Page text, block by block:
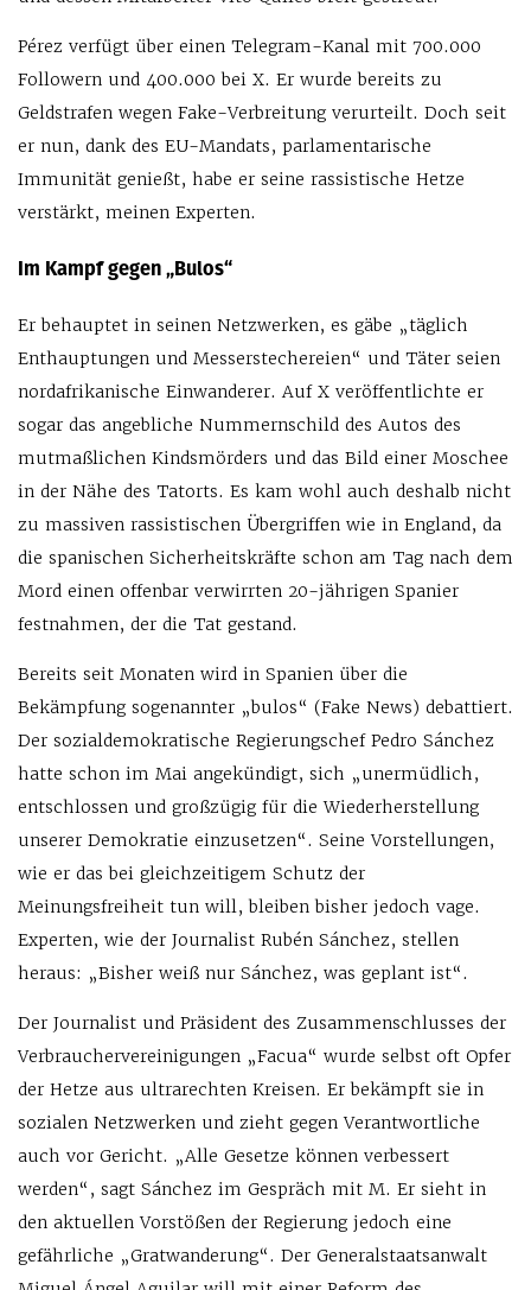
Pérez verfügt über einen Telegram-Kanal mit 700.000
Followern und 400.000 bei X. Er wurde bereits zu
Geldstrafen wegen Fake-Verbreitung verurteilt. Doch seit
er nun, dank des EU-Mandats, parlamentarische
Immunität genießt, habe er seine rassistische Hetze
verstärkt, meinen Experten.
Im Kampf gegen „Bulos“
Er behauptet in seinen Netzwerken, es gäbe „täglich
Enthauptungen und Messerstechereien“ und Täter seien
nordafrikanische Einwanderer. Auf X veröffentlichte er
sogar das angebliche Nummernschild des Autos des
mutmaßlichen Kindsmörders und das Bild einer Moschee
in der Nähe des Tatorts. Es kam wohl auch deshalb nicht
zu massiven rassistischen Übergriffen wie in England, da
die spanischen Sicherheitskräfte schon am Tag nach dem
Mord einen offenbar verwirrten 20-jährigen Spanier
festnahmen, der die Tat gestand.
Bereits seit Monaten wird in Spanien über die
Bekämpfung sogenannter „bulos“ (Fake News) debattiert.
Der sozialdemokratische Regierungschef Pedro Sánchez
hatte schon im Mai angekündigt, sich „unermüdlich,
entschlossen und großzügig für die Wiederherstellung
unserer Demokratie einzusetzen“. Seine Vorstellungen,
wie er das bei gleichzeitigem Schutz der
Meinungsfreiheit tun will, bleiben bisher jedoch vage.
Experten, wie der Journalist Rubén Sánchez, stellen
heraus: „Bisher weiß nur Sánchez, was geplant ist“.
Der Journalist und Präsident des Zusammenschlusses der
Verbrauchervereinigungen „Facua“ wurde selbst oft Opfer
der Hetze aus ultrarechten Kreisen. Er bekämpft sie in
sozialen Netzwerken und zieht gegen Verantwortliche
auch vor Gericht. „Alle Gesetze können verbessert
werden“, sagt Sánchez im Gespräch mit M. Er sieht in
den aktuellen Vorstößen der Regierung jedoch eine
gefährliche „Gratwanderung“. Der Generalstaatsanwalt